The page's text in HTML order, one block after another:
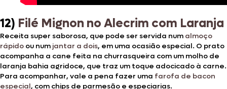
12) Filé Mignon no Alecrim com Laranja
Receita super saborosa, que pode ser servida num almoço
rápido ou num jantar a dois, em uma ocasião especial. O prato
acompanha a cane feita na churrasqueira com um molho de
laranja bahia agridoce, que traz um toque adocicado à carne.
Para acompanhar, vale a pena fazer uma farofa de bacon
especial, com chips de parmesão e especiarias.